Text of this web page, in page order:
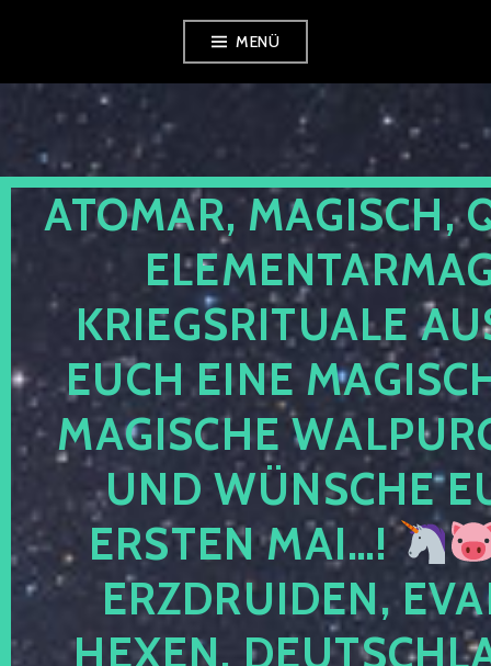
springen
MENÜ
ATOMAR, MAGISCH,
KRIEGSRITUALE
EUCH EINE
MAGISCHE
UND WÜNSCHE
ERSTEN MAI…!
ERZDRUIDEN,
HEXEN,